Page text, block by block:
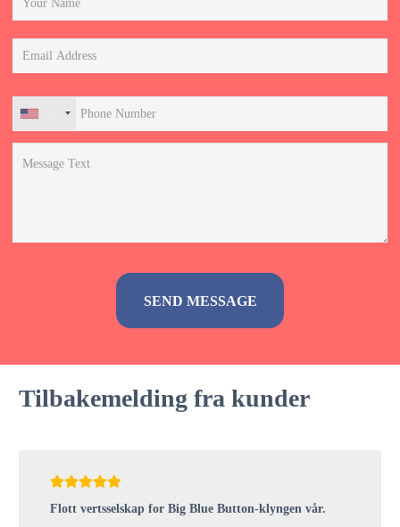
Tilbakemelding fra kunder
Flott vertsselskap for Big Blue Button-klyngen vår.